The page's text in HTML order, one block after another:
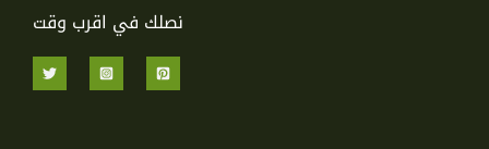
نصلك في اقرب وقت